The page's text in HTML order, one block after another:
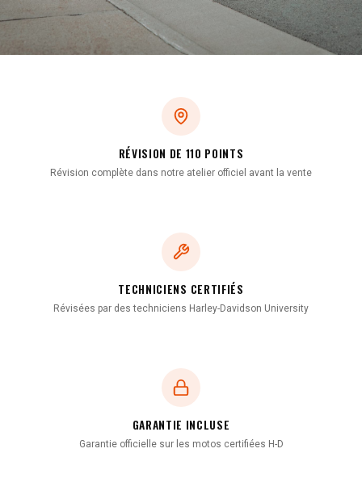
RÉVISION DE 110 POINTS
Révision complète dans notre atelier officiel avant la vente
TECHNICIENS CERTIFIÉS
Révisées par des techniciens Harley-Davidson University
GARANTIE INCLUSE
Garantie officielle sur les motos certifiées H-D